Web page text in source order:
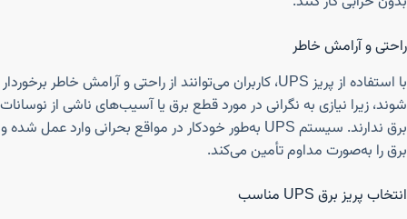
راحتی و آرامش خاطر
با استفاده از پریز UPS، کاربران می‌توانند از راحتی و آرامش خاطر برخوردار
شوند، زیرا نیازی به نگرانی در مورد قطع برق یا آسیب‌های ناشی از نوسانات
برق ندارند. سیستم UPS به‌طور خودکار در مواقع بحرانی وارد عمل شده و
برق را به‌صورت مداوم تأمین می‌کند.
انتخاب پریز برق UPS مناسب